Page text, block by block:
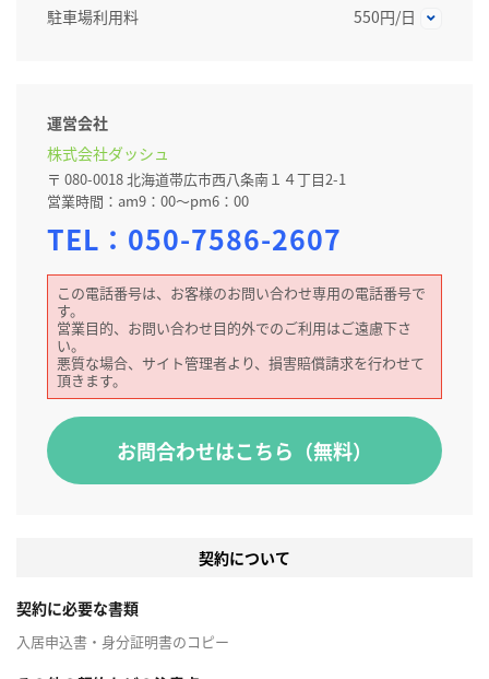
駐車場利用料 550円/日
運営会社
株式会社ダッシュ
〒 080-0018 北海道帯広市西八条南１４丁目2-1
営業時間：am9：00～pm6：00
TEL： 050-7586-2607
この電話番号は、お客様のお問い合わせ専用の電話番号で
す。
営業目的、お問い合わせ目的外でのご利用はご遠慮下さ
い。
悪質な場合、サイト管理者より、損害賠償請求を行わせて
頂きます。
お問合わせはこちら（無料）
契約について
契約に必要な書類
入居申込書・身分証明書のコピー